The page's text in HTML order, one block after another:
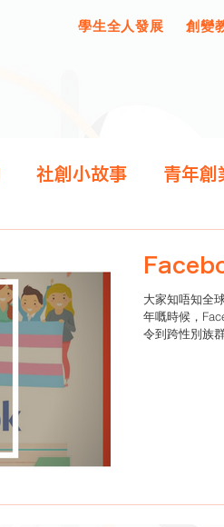
學生全人發展 創變
社創小故事 青年創
大家知唔知全
年嘅時候，
令到跨性別族